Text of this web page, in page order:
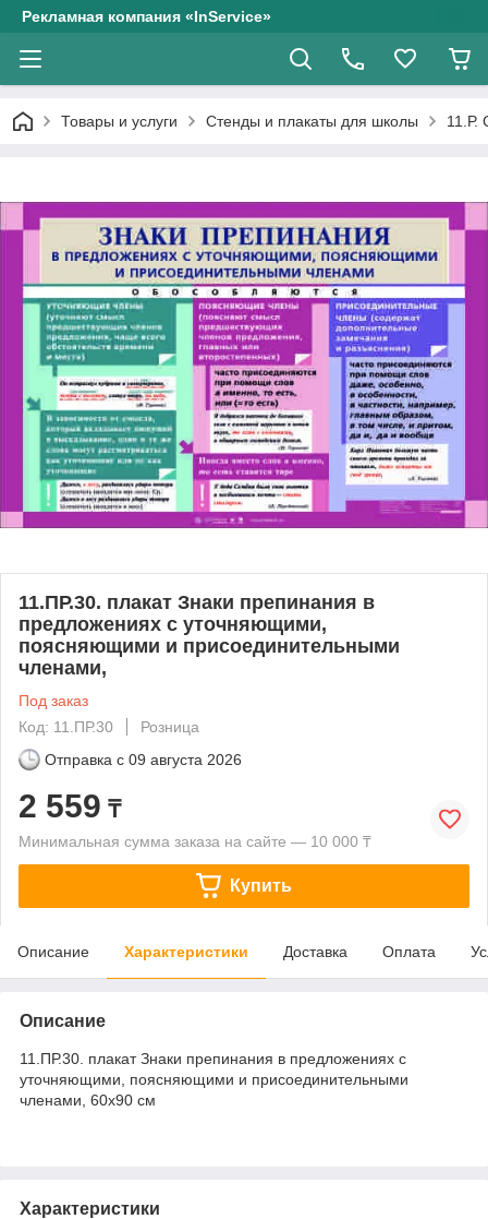
Рекламная компания «InService»
Товары и услуги Стенды и плакаты для школы 11.Р.
11.ПР.30. плакат Знаки препинания в
предложениях с уточняющими,
поясняющими и присоединительными
членами,
Под заказ
Код: 11.ПР.30
Розница
Отправка с 09 августа 2026
2 559 ₸
Минимальная сумма заказа на сайте — 10 000 ₸
Купить
Описание Характеристики Доставка Оплата
Описание
11.ПР.30. плакат Знаки препинания в предложениях с
уточняющими, поясняющими и присоединительными
членами, 60х90 см
Характеристики